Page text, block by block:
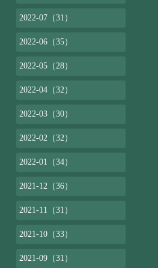
2022-07（31）
2022-06（35）
2022-05（28）
2022-04（32）
2022-03（30）
2022-02（32）
2022-01（34）
2021-12（36）
2021-11（31）
2021-10（33）
2021-09（31）